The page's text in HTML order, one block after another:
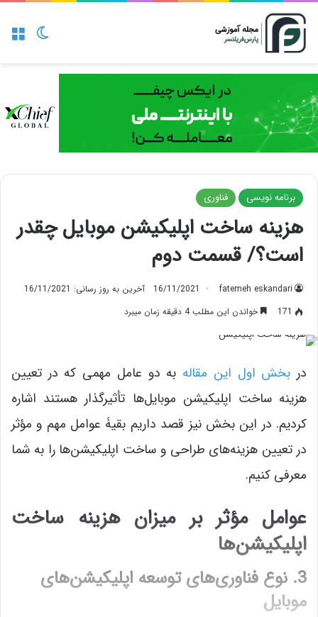
تغییر
برنامه نویسی فناوری
هزینه ساخت اپلیکیشن موبایل چقدر
است؟/ قسمت دوم
fatemeh eskandari
16/11/2021
آخرین به روز رسانی: 16/11/2021
171
خواندن این مطلب 4 دقیقه زمان میبرد
در بخش اول این مقاله به دو عامل مهمی که در تعیین
هزینه ساخت اپلیکیشن موبایل‌ها تأثیرگذار هستند اشاره
کردیم. در این بخش نیز قصد داریم بقیۀ عوامل مهم و مؤثر
در تعیین هزینه‌های طراحی و ساخت اپلیکیشن‌ها را به شما
معرفی کنیم.
عوامل مؤثر بر میزان هزینه ساخت
اپلیکیشن‌ها
3. نوع فناوری‌های توسعه اپلیکیشن‌های
موبایل